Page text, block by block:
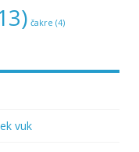
čakre (4)
vuk